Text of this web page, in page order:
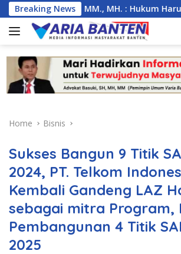
Skip
to
content
Breaking News
SH., MM., MH. : Hukum Harus Tegak
Home Bisnis
Sukses Bangun 9 Titik
2024, PT. Telkom
Kembali Gandeng LAZ
sebagai mitra Program,
Pembangunan 4 Titik
2025